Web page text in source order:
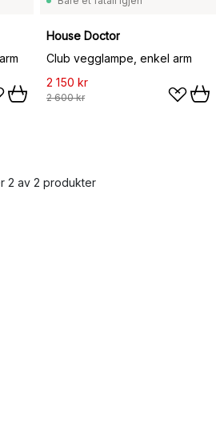
House Doctor
Club vegglampe, enkel arm
2 150 kr
2 600 kr
2 av 2 produkter